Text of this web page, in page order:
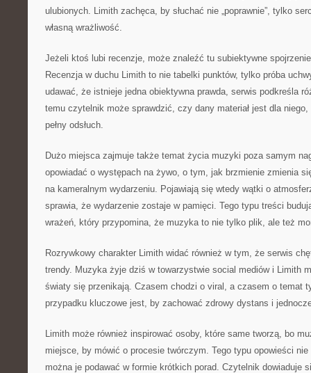
ulubionych. Limith zachęca, by słuchać nie „poprawnie”, tylko
własną wrażliwość.
Jeżeli ktoś lubi recenzje, może znaleźć tu subiektywne
Recenzja w duchu Limith to nie tabelki punktów, tylko próba
udawać, że istnieje jedna obiektywna prawda, serwis podkreśla
temu czytelnik może sprawdzić, czy dany materiał jest dla
pełny odsłuch.
Dużo miejsca zajmuje także temat życia muzyki poza samym
opowiadać o występach na żywo, o tym, jak brzmienie zmienia
na kameralnym wydarzeniu. Pojawiają się wtedy wątki o
sprawia, że wydarzenie zostaje w pamięci. Tego typu treści
wrażeń, który przypomina, że muzyka to nie tylko plik, ale też
Rozrywkowy charakter Limith widać również w tym, że serwis
trendy. Muzyka żyje dziś w towarzystwie social mediów i Limith
światy się przenikają. Czasem chodzi o viral, a czasem o temat
przypadku kluczowe jest, by zachować zdrowy dystans i
Limith może również inspirować osoby, które same tworzą, bo
miejsce, by mówić o procesie twórczym. Tego typu opowieści
można je podawać w formie krótkich porad. Czytelnik dowiaduje